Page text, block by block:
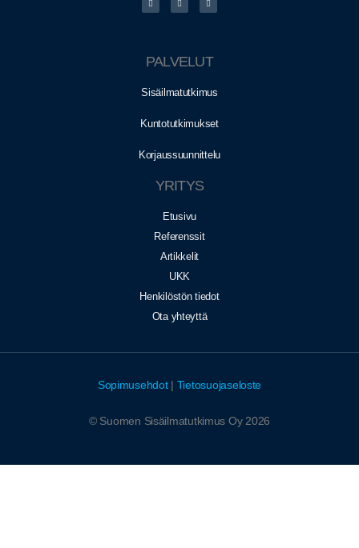
PALVELUT
Sisäilmatutkimus
Kuntotutkimukset
Korjaussuunnittelu
YRITYS
Etusivu
Referenssit
Artikkelit
UKK
Henkilöstön tiedot
Ota yhteyttä
Sopimusehdot| Tietosuojaseloste
© Suomen Sisäilmatutkimus Oy 2026